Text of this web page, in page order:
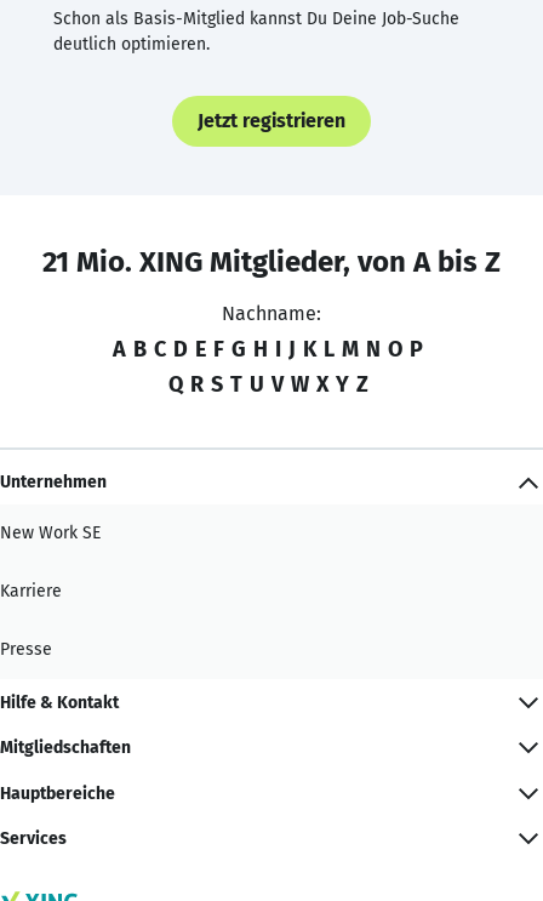
Schon als Basis-Mitglied kannst Du Deine Job-Suche
deutlich optimieren.
Jetzt registrieren
21 Mio. XING Mitglieder, von A bis Z
Nachname:
A B C D E F G H I J K L M N O P
Q R S T U V W X Y Z
Unternehmen
New Work SE
Karriere
Presse
Hilfe & Kontakt
Mitgliedschaften
Hauptbereiche
Services